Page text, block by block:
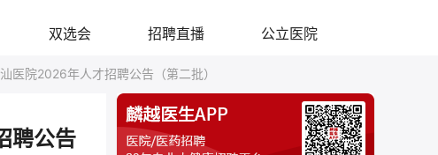
双选会 招聘直播 公立医院
医院2026年人才招聘公告（第二批）
聘公告